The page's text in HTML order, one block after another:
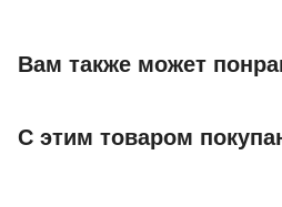
Вам также может
С этим товаром